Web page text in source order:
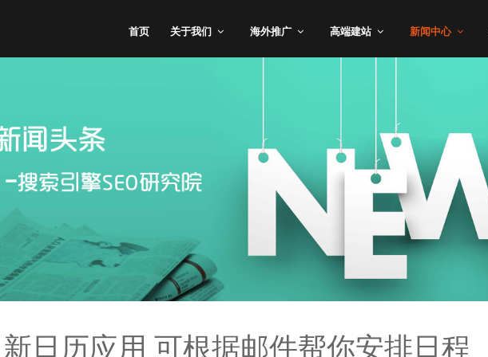
首页 关于我们 海外推广 高端建站 新闻中心
日历应用 可根据邮件帮你安排日程